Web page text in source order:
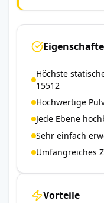
Höchste
15512
Hochwertige
Jede Ebene
Sehr einfach
Umfangreiches
Vorteile